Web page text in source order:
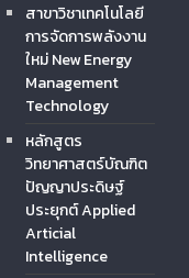
สาขาวิชาเทคโนโลยี
การจัดการพลังงาน
ใหม่ New Energy
Management
Technology
หลักสูตร
วิทยาศาสตร์บัณฑิต
ปัญญาประดิษฐ์
ประยุกต์ Applied
Articial
Intelligence